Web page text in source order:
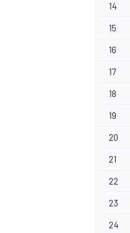
14
15
16
17
18
19
20
21
22
23
24